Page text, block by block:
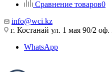
Сравнение товаров0
info@wci.kz
г. Костанай ул. 1 мая 90/2 оф.
WhatsApp